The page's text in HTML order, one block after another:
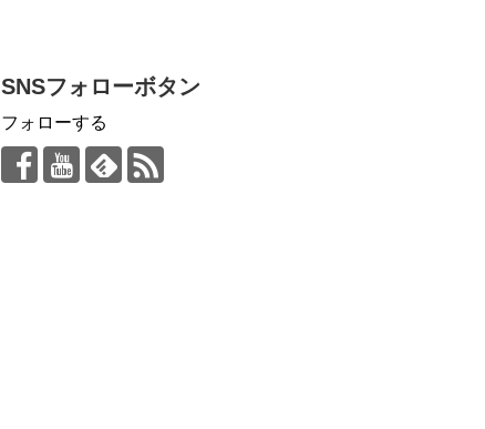
SNSフォローボタン
フォローする